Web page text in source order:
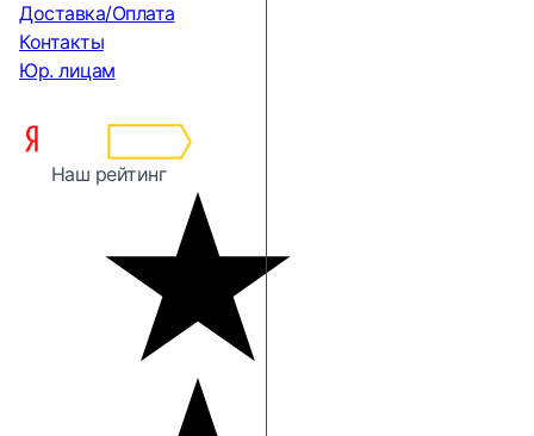
Доставка/Оплата
Контакты
Юр. лицам
Наш рейтинг